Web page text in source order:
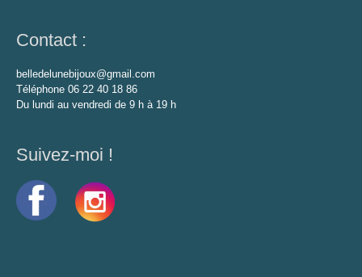
Contact :
belledelunebijoux@gmail.com
Téléphone 06 22 40 18 86
Du lundi au vendredi de 9 h à 19 h
Suivez-moi !